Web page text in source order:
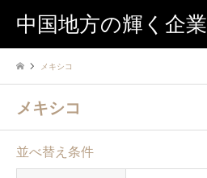
中国地方の輝く企業
メキシコ
メキシコ
並べ替え条件